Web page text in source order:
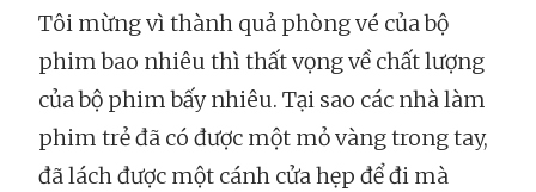
Tôi mừng vì thành quả phòng vé của bộ
phim bao nhiêu thì thất vọng về chất lượng
của bộ phim bấy nhiêu. Tại sao các nhà làm
phim trẻ đã có được một mỏ vàng trong tay,
đã lách được một cánh cửa hẹp để đi mà